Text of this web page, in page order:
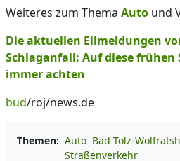
Weiteres zum Thema Auto und
Die aktuellen Eilmeldungen
Schlaganfall: Auf diese frühen
immer achten
bud/roj/news.de
Themen: Auto Bad Tölz-
Straßenverkehr